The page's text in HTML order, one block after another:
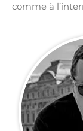
comme à